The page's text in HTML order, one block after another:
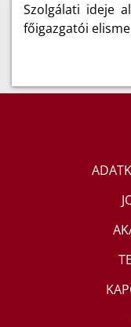
Szolgálati ideje
főigazgatói